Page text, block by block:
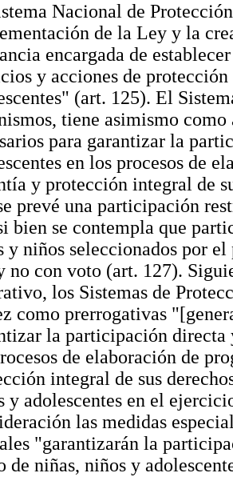
Nacional de
de la Ley y la
encargada de
y acciones de
(art. 125). El
tiene asimismo
para garantizar la
en los procesos de
y protección integral de
prevé una participación
bien se contempla que
y niños seleccionados por
no con voto (art. 127).
los Sistemas de
como prerrogativas
la participación directa
de elaboración de
integral de sus
y adolescentes en el
las medidas
"garantizarán la
de niñas, niños y